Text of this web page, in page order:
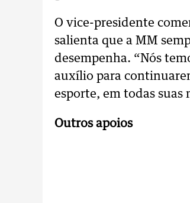
O vice-presidente
salienta que a MM
desempenha. “Nós
auxílio para
esporte, em todas suas
Outros apoios